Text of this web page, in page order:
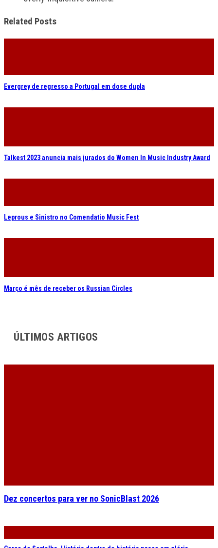
Related Posts
Evergrey de regresso a Portugal em dose dupla
Talkest 2023 anuncia mais jurados do Women In Music Industry Award
Leprous e Sinistro no Comendatio Music Fest
Março é mês de receber os Russian Circles
ÚLTIMOS ARTIGOS
Dez concertos para ver no SonicBlast 2026